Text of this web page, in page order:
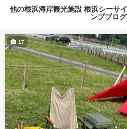
他の根浜海岸観光施設 根浜シーサ
ンプブログ
17